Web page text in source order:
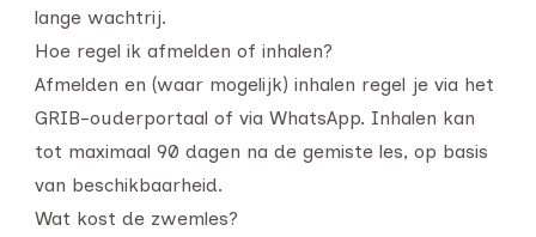
lange wachtrij.
Hoe regel ik afmelden of inhalen?
Afmelden en (waar mogelijk) inhalen regel je via het
GRIB-ouderportaal of via WhatsApp. Inhalen kan
tot maximaal 90 dagen na de gemiste les, op basis
van beschikbaarheid.
Wat kost de zwemles?